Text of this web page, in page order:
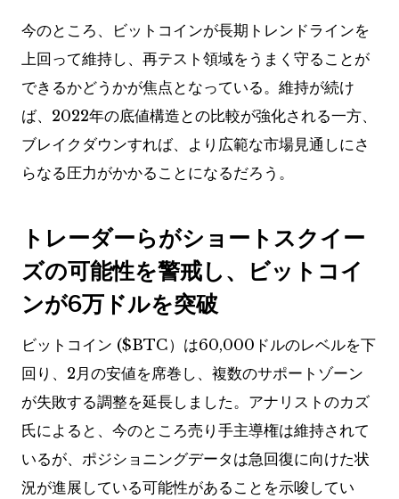
今のところ、ビットコインが長期トレンドラインを
上回って維持し、再テスト領域をうまく守ることが
できるかどうかが焦点となっている。維持が続け
ば、2022年の底値構造との比較が強化される一方、
ブレイクダウンすれば、より広範な市場見通しにさ
らなる圧力がかかることになるだろう。
トレーダーらがショートスクイー
ズの可能性を警戒し、ビットコイ
ンが6万ドルを突破
ビットコイン ($BTC）は60,000ドルのレベルを下
回り、2月の安値を席巻し、複数のサポートゾーン
が失敗する調整を延長しました。アナリストのカズ
氏によると、今のところ売り手主導権は維持されて
いるが、ポジショニングデータは急回復に向けた状
況が進展している可能性があることを示唆してい